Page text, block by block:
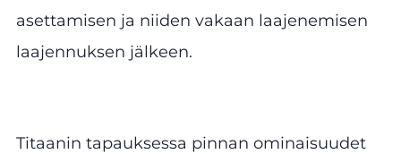
asettamisen ja niiden vakaan laajenemisen
laajennuksen jälkeen.
Titaanin tapauksessa pinnan ominaisuudet